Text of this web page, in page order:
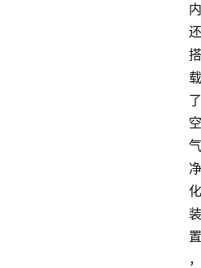
内
还
搭
载
了
空
气
净
化
装
置
，